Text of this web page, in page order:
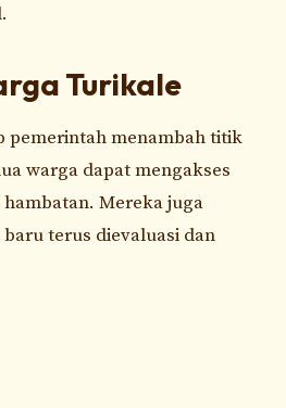
Turikale
pemerintah menambah titik
warga dapat mengakses
Mereka juga
terus dievaluasi dan